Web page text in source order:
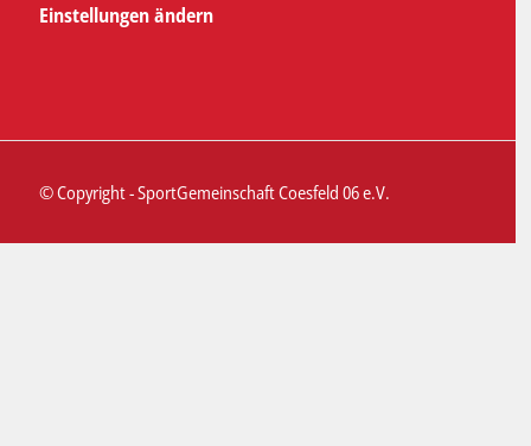
Einstellungen ändern
© Copyright - SportGemeinschaft Coesfeld 06 e.V.